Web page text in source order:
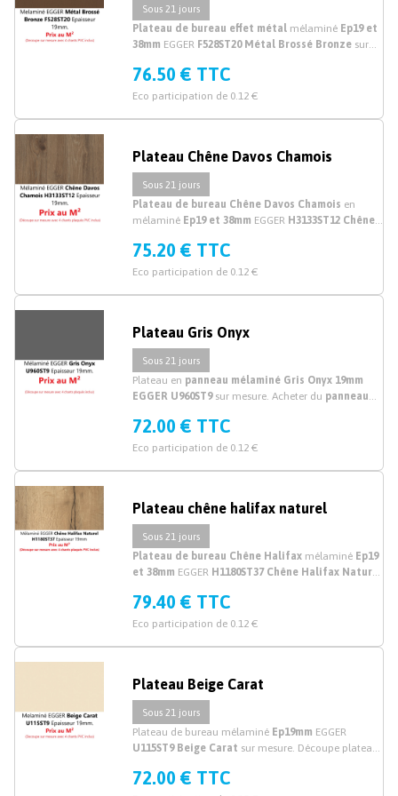
Sous 21 jours
Plateau de bureau effet métal mélaminé Ep19 et
38mm EGGER F528ST20 Métal Brossé Bronze sur
en mélaminé bronze
76.50 € TTC
Eco participation de 0.12 €
Sous 21 jours
Plateau Chêne Davos Chamois
Plateau de bureau Chêne Davos Chamois en
mélaminé Ep19 et 38mm EGGER H3133ST12 Chêne
bureau mélaminé chêne sur mesure en ligne.
75.20 € TTC
Eco participation de 0.12 €
Sous 21 jours
Plateau Gris Onyx
Plateau en panneau mélaminé Gris Onyx 19mm
EGGER U960ST9 sur mesure. Acheter du panneau
72.00 € TTC
Eco participation de 0.12 €
Sous 21 jours
Plateau chêne halifax naturel
Plateau de bureau Chêne Halifax mélaminé Ep19
et 38mm EGGER H1180ST37 Chêne Halifax Naturel
Egger mélaminé sur mesure en ligne.
79.40 € TTC
Eco participation de 0.12 €
Sous 21 jours
Plateau Beige Carat
Plateau de bureau mélaminé Ep19mm EGGER
U115ST9 Beige Carat sur mesure. Découpe plateau
72.00 € TTC